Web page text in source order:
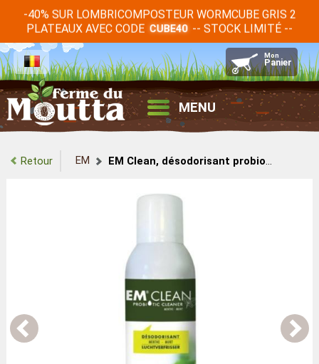
-40% SUR LOMBRICOMPOSTEUR WORMCUBE GRIS 2
PLATEAUX AVEC CODE CUBE40 -- STOCK LIMITÉ --
MENU
Retour EM EM Clean, désodorisant probiotique